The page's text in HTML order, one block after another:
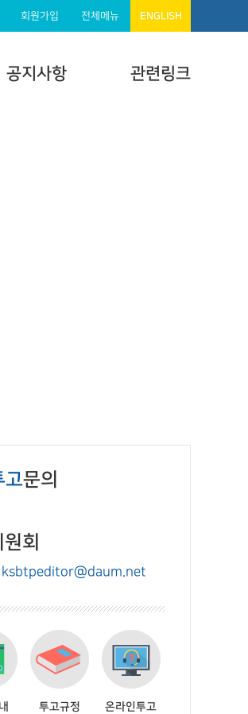
회원가입 전체메뉴 ENGLISH
공지사항 관련링크
고문의
회
ksbtpeditor@daum.net
투고규정 온라인투고